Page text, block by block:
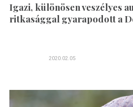
Igazi, különösen veszélyes
ritkasággal gyarapodott a
2020.02.05